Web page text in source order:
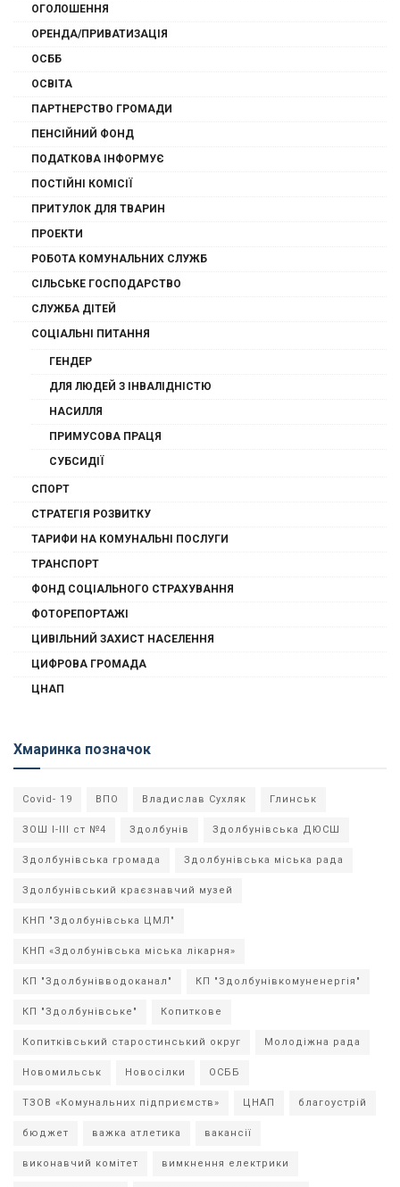
ОГОЛОШЕННЯ
ОРЕНДА/ПРИВАТИЗАЦІЯ
ОСББ
ОСВІТА
ПАРТНЕРСТВО ГРОМАДИ
ПЕНСІЙНИЙ ФОНД
ПОДАТКОВА ІНФОРМУЄ
ПОСТІЙНІ КОМІСІЇ
ПРИТУЛОК ДЛЯ ТВАРИН
ПРОЕКТИ
РОБОТА КОМУНАЛЬНИХ СЛУЖБ
СІЛЬСЬКЕ ГОСПОДАРСТВО
СЛУЖБА ДІТЕЙ
СОЦІАЛЬНІ ПИТАННЯ
ГЕНДЕР
ДЛЯ ЛЮДЕЙ З ІНВАЛІДНІСТЮ
НАСИЛЛЯ
ПРИМУСОВА ПРАЦЯ
СУБСИДІЇ
СПОРТ
СТРАТЕГІЯ РОЗВИТКУ
ТАРИФИ НА КОМУНАЛЬНІ ПОСЛУГИ
ТРАНСПОРТ
ФОНД СОЦІАЛЬНОГО СТРАХУВАННЯ
ФОТОРЕПОРТАЖІ
ЦИВІЛЬНИЙ ЗАХИСТ НАСЕЛЕННЯ
ЦИФРОВА ГРОМАДА
ЦНАП
Хмаринка позначок
Covid- 19 ВПО Владислав Сухляк Глинськ
ЗОШ І-ІІІ ст №4 Здолбунів Здолбунівська ДЮСШ
Здолбунівська громада Здолбунівська міська рада
Здолбунівський краєзнавчий музей
КНП "Здолбунівська ЦМЛ"
КНП «Здолбунівська міська лікарня»
КП "Здолбунівводоканал" КП "Здолбунівкомуненергія"
КП "Здолбунівське" Копиткове
Копитківський старостинський округ Молодіжна рада
Новомильськ Новосілки ОСББ
ТЗОВ «Комунальних підприємств» ЦНАП благоустрій
бюджет важка атлетика вакансії
виконавчий комітет вимкнення електрики